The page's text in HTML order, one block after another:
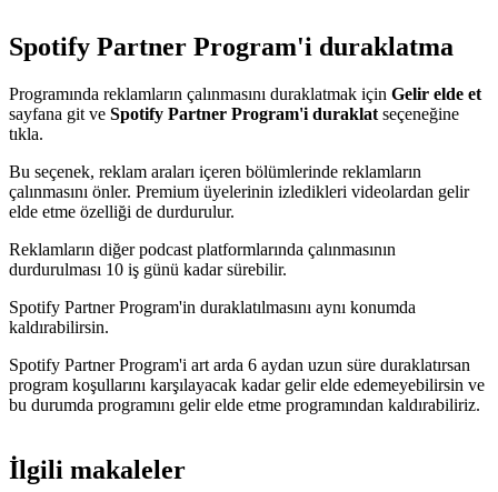
Spotify Partner Program'i duraklatma
Programında reklamların çalınmasını duraklatmak için Gelir elde et
sayfana git ve Spotify Partner Program'i duraklat seçeneğine
tıkla.
Bu seçenek, reklam araları içeren bölümlerinde reklamların
çalınmasını önler. Premium üyelerinin izledikleri videolardan gelir
elde etme özelliği de durdurulur.
Reklamların diğer podcast platformlarında çalınmasının
durdurulması 10 iş günü kadar sürebilir.
Spotify Partner Program'in duraklatılmasını aynı konumda
kaldırabilirsin.
Spotify Partner Program'i art arda 6 aydan uzun süre duraklatırsan
program koşullarını karşılayacak kadar gelir elde edemeyebilirsin ve
bu durumda programını gelir elde etme programından kaldırabiliriz.
İlgili makaleler